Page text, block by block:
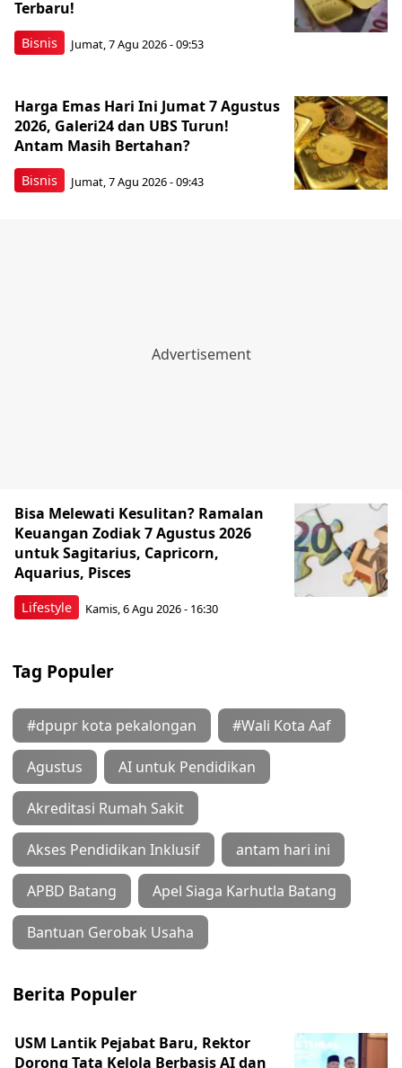
Bisnis
Terbaru!
Jumat, 7 Agu 2026 - 09:53
Bisnis
Harga Emas Hari Ini Jumat 7 Agustus
2026, Galeri24 dan UBS Turun!
Antam Masih Bertahan?
Jumat, 7 Agu 2026 - 09:43
Lifestyle
Bisa Melewati Kesulitan? Ramalan
Keuangan Zodiak 7 Agustus 2026
untuk Sagitarius, Capricorn,
Aquarius, Pisces
Kamis, 6 Agu 2026 - 16:30
Tag Populer
#dpupr kota pekalongan #Wali Kota Aaf
Agustus AI untuk Pendidikan
Akreditasi Rumah Sakit
Akses Pendidikan Inklusif antam hari ini
APBD Batang Apel Siaga Karhutla Batang
Bantuan Gerobak Usaha
Berita Populer
USM Lantik Pejabat Baru, Rektor
Dorong Tata Kelola Berbasis AI dan